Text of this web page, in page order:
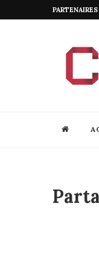
PARTENAIRES